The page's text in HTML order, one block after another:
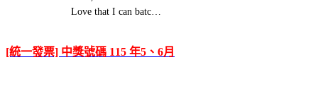
Love that I can batc…
[統一發票] 中獎號碼 115 年5、6月